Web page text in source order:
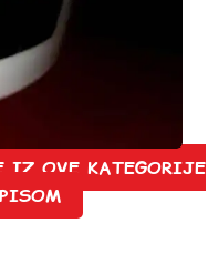
IZ OVE KATEGORIJE